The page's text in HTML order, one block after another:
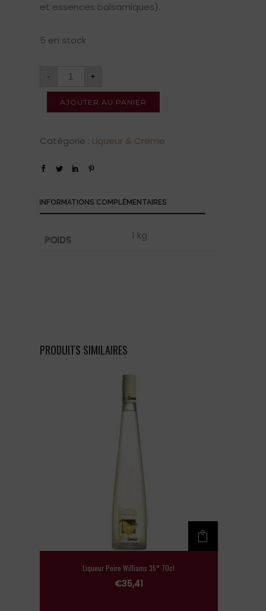
et essences balsamiques).
5 en stock
- +
AJOUTER AU PANIER
Catégorie : Liqueur & Creme
INFORMATIONS COMPLÉMENTAIRES
POIDS 1 kg
PRODUITS SIMILAIRES
Liqueur Poire Williams 35° 70cl
€35,41